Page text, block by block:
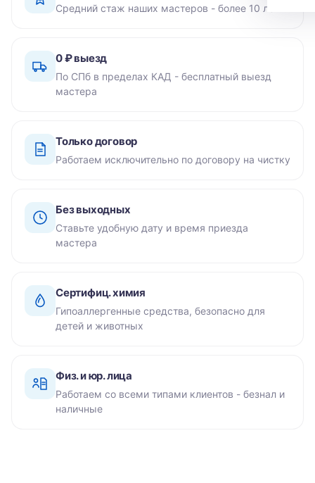
Средний стаж наших мастеров - более 10 лет
0 ₽ выезд
По СПб в пределах КАД - бесплатный выезд
мастера
Только договор
Работаем исключительно по договору на чистку
Без выходных
Ставьте удобную дату и время приезда
мастера
Сертифиц. химия
Гипоаллергенные средства, безопасно для
детей и животных
Физ. и юр. лица
Работаем со всеми типами клиентов - безнал и
наличные